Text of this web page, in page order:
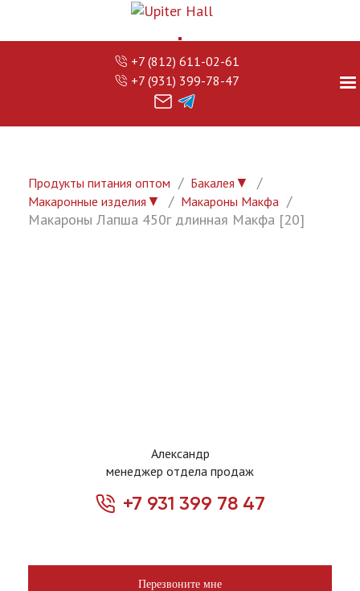
+7 (812) 611-02-61
+7 (931) 399-78-47
Продукты питания оптом Бакалея ▼
Макаронные изделия ▼ Макароны Макфа
Макароны Лапша 450г длинная Макфа [20]
Александр
менеджер отдела продаж
+7 931 399 78 47
Перезвоните мне